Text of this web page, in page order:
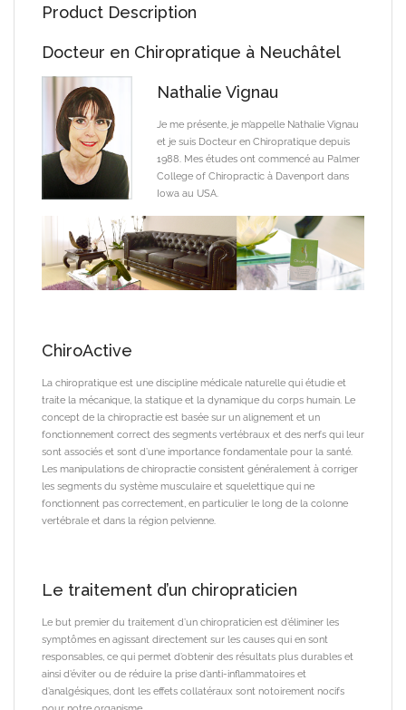
Product Description
Docteur en Chiropratique à Neuchâtel
Nathalie Vignau
Je me présente, je m’appelle Nathalie Vignau
et je suis Docteur en Chiropratique depuis
1988. Mes études ont commencé au Palmer
College of Chiropractic à Davenport dans
Iowa au USA.
ChiroActive
La chiropratique est une discipline médicale naturelle qui étudie et
traite la mécanique, la statique et la dynamique du corps humain. Le
concept de la chiropractie est basée sur un alignement et un
fonctionnement correct des segments vertébraux et des nerfs qui leur
sont associés et sont d’une importance fondamentale pour la santé.
Les manipulations de chiropractie consistent généralement à corriger
les segments du système musculaire et squelettique qui ne
fonctionnent pas correctement, en particulier le long de la colonne
vertébrale et dans la région pelvienne.
Le traitement d’un chiropraticien
Le but premier du traitement d’un chiropraticien est d’éliminer les
symptômes en agissant directement sur les causes qui en sont
responsables, ce qui permet d’obtenir des résultats plus durables et
ainsi d’éviter ou de réduire la prise d’anti-inflammatoires et
d’analgésiques, dont les effets collatéraux sont notoirement nocifs